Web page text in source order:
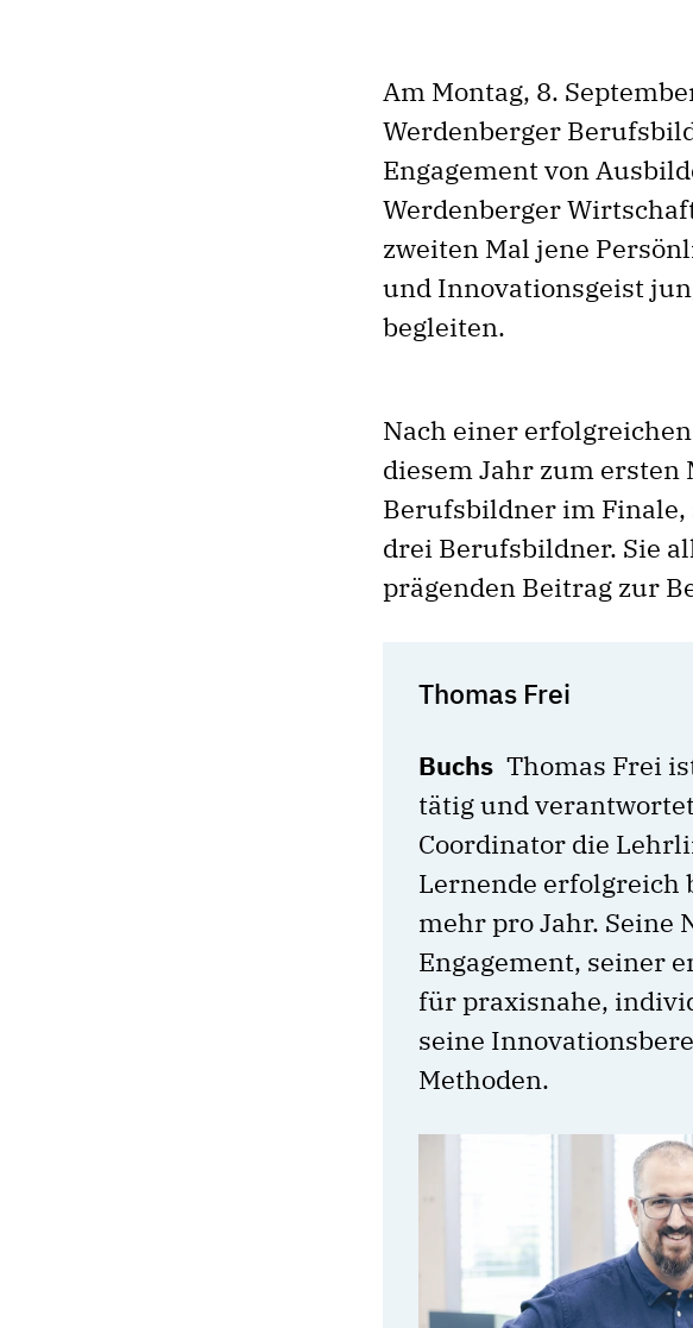
Am Montag, 8.
Werdenberger
Engagement von
Werdenberger
zweiten Mal jene
und Innovationsgeist
begleiten.
Nach einer
diesem Jahr zum
Berufsbildner im Finale,
drei Berufsbildner. Sie
prägenden Beitrag zur
Thomas Frei
Buchs Thomas Frei
tätig und
Coordinator die
Lernende erfolgreich
mehr pro Jahr. Seine
Engagement, seiner
für praxisnahe,
seine
Methoden.